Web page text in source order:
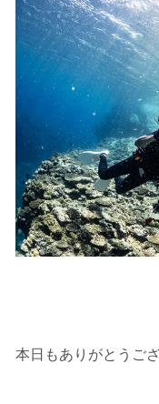
本日もありがとうご